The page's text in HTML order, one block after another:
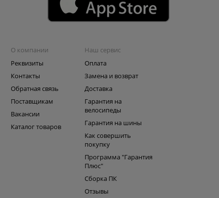
О компании
Реквизиты
Контакты
Обратная связь
Поставщикам
Вакансии
Каталог товаров
Наш сервис
Оплата
Замена и возврат
Доставка
Гарантия на
велосипеды
Гарантия на шины
Как совершить
покупку
Программа "Гарантия
Плюс"
Сборка ПК
Отзывы